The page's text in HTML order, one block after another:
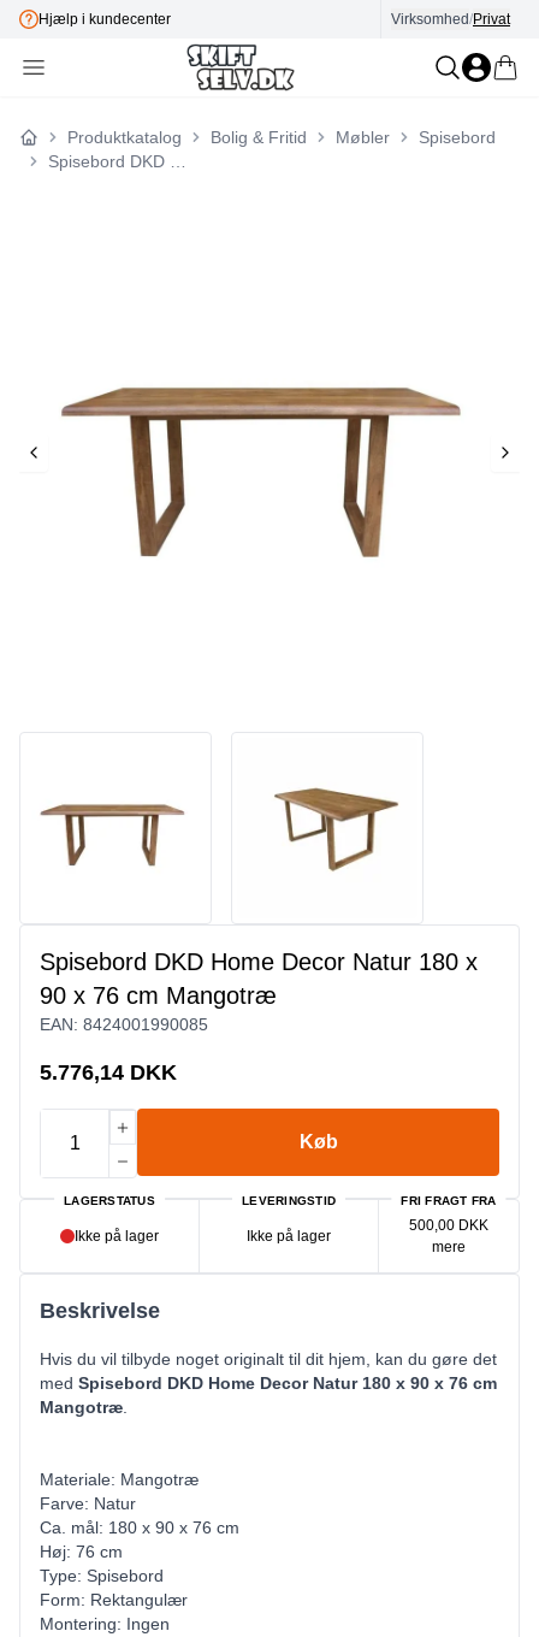
Hjælp i kundecenter E-mærket
Virksomhed/Privat
Forside
Produktkatalog Bolig & Fritid Møbler
Spisebord
Spisebord DKD Home Decor Natur 180 x
90 x 76 cm Mangotræ
EAN: 8424001990085
5.776,14 DKK
Køb
LAGERSTATUS
Ikke på lager
LEVERINGSTID
Ikke på lager
FRI FRAGT FRA
500,00 DKK
mere
Beskrivelse
Hvis du vil tilbyde noget originalt til dit hjem, kan du gøre det
med Spisebord DKD Home Decor Natur 180 x 90 x 76 cm
Mangotræ
Materiale: Mangotræ
Farve: Natur
Ca. mål: 180 x 90 x 76 cm
Høj: 76 cm
Type: Spisebord
Form: Rektangulær
Montering: Ingen